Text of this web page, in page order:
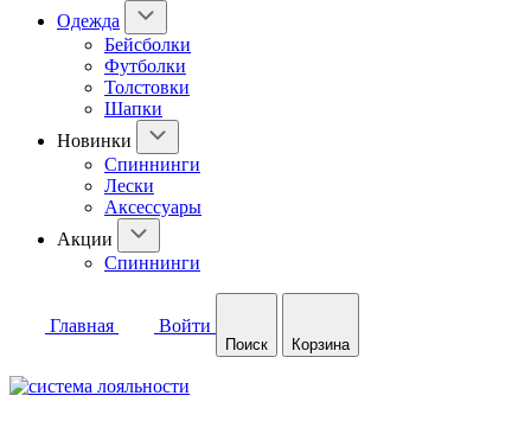
Одежда
Бейсболки
Футболки
Толстовки
Шапки
Новинки
Спиннинги
Лески
Аксессуары
Акции
Спиннинги
Главная Войти
Поиск Корзина